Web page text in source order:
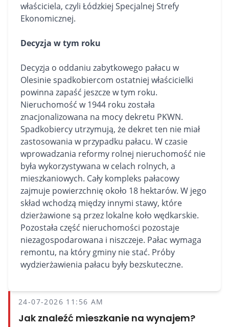
właściciela, czyli Łódzkiej Specjalnej Strefy
Ekonomicznej.
Decyzja w tym roku
Decyzja o oddaniu zabytkowego pałacu w
Olesinie spadkobiercom ostatniej właścicielki
powinna zapaść jeszcze w tym roku.
Nieruchomość w 1944 roku została
znacjonalizowana na mocy dekretu PKWN.
Spadkobiercy utrzymują, że dekret ten nie miał
zastosowania w przypadku pałacu. W czasie
wprowadzania reformy rolnej nieruchomość nie
była wykorzystywana w celach rolnych, a
mieszkaniowych. Cały kompleks pałacowy
zajmuje powierzchnię około 18 hektarów. W jego
skład wchodzą między innymi stawy, które
dzierżawione są przez lokalne koło wędkarskie.
Pozostała część nieruchomości pozostaje
niezagospodarowana i niszczeje. Pałac wymaga
remontu, na który gminy nie stać. Próby
wydzierżawienia pałacu były bezskuteczne.
24-07-2026 11:56 AM
Jak znaleźć mieszkanie na wynajem?